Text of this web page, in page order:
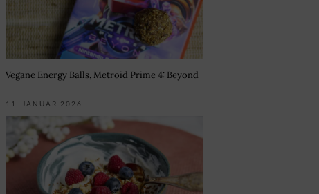
Vegane Energy Balls, Metroid Prime 4: Beyond
11. JANUAR 2026